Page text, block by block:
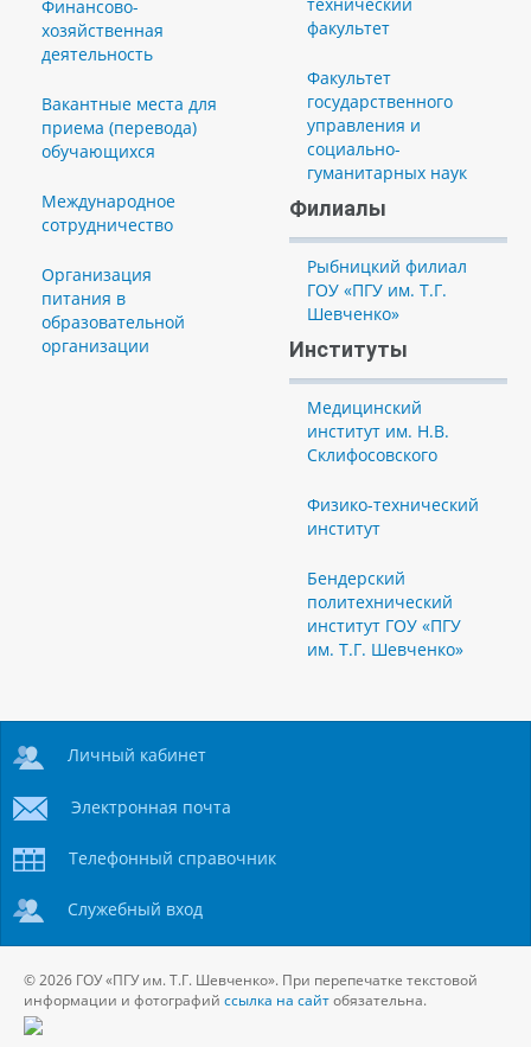
Финансово-
хозяйственная
деятельность
Вакантные места для
приема (перевода)
обучающихся
Международное
сотрудничество
Организация
питания в
образовательной
организации
факультет
Факультет
государственного
управления и
социально-
гуманитарных наук
Филиалы
Рыбницкий филиал
ГОУ «ПГУ им. Т.Г.
Шевченко»
Институты
Медицинский
институт им. Н.В.
Склифосовского
Физико-технический
институт
Бендерский
политехнический
институт ГОУ «ПГУ
им. Т.Г. Шевченко»
Личный кабинет
Электронная почта
Телефонный справочник
Служебный вход
© 2026 ГОУ «ПГУ им. Т.Г. Шевченко». При перепечатке текстовой
информации и фотографий ссылка на сайтобязательна.